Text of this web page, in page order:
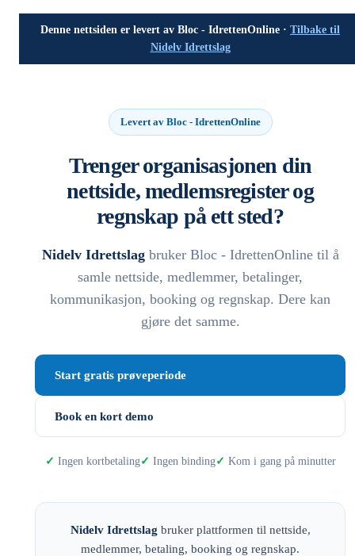
Denne nettsiden er levert av Bloc - IdrettenOnline · Tilbake til
Nidelv Idrettslag
Levert av Bloc - IdrettenOnline
Trenger organisasjonen din
nettside, medlemsregister og
regnskap på ett sted?
Nidelv Idrettslagbruker Bloc - IdrettenOnline til å
samle nettside, medlemmer, betalinger,
kommunikasjon, booking og regnskap. Dere kan
gjøre det samme.
Start gratis prøveperiode
Book en kort demo
Ingen kortbetaling Ingen binding Kom i gang på minutter
Nidelv Idrettslag bruker plattformen til nettside,
medlemmer, betaling, booking og regnskap.